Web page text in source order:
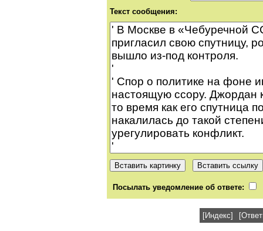
Текст сообщения:
Посылать уведомление об ответе:
[Индекс]